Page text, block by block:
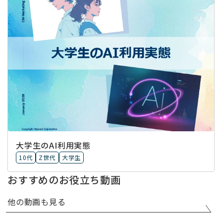
大学生のAI利用実態
10代 Z世代 大学生
おすすめのお役立ち動画
他の動画も見る